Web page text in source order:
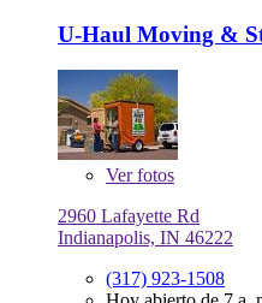
U-Haul Moving &
Verfotos
2960 Lafayette Rd
Indianapolis, IN 46222
(317) 923-1508